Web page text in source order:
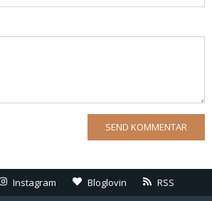
Instagram Bloglovin RSS